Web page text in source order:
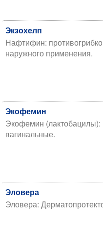
Экзохелп
Нафтифин:
наружного применения.
Экофемин
Экофемин (лактобацилы):
вагинальные.
Эловера
Эловера: